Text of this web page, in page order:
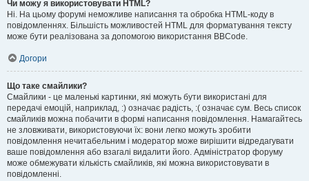
Чи можу я використовувати HTML?
Ні. На цьому форумі неможливе написання та обробка HTML-коду в
повідомленнях. Більшість можливостей HTML для форматування тексту
може бути реалізована за допомогою використання BBCode.
Догори
Що таке смайлики?
Смайлики - це маленькі картинки, які можуть бути використані для
передачі емоцій, наприклад, :) означає радість, :( означає сум. Весь список
смайликів можна побачити в формі написання повідомлення. Намагайтесь
не зловживати, використовуючи їх: вони легко можуть зробити
повідомлення нечитабельним і модератор може вирішити відредагувати
ваше повідомлення або взагалі видалити його. Адміністратор форуму
може обмежувати кількість смайликів, які можна використовувати в
повідомленні.